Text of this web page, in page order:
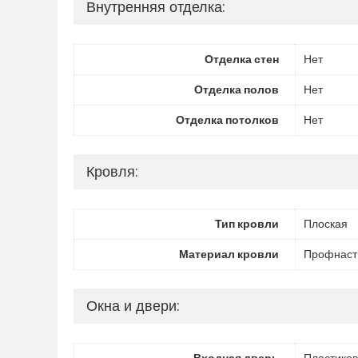
Внутренняя отделка:
Отделка стен
Нет
Отделка полов
Нет
Отделка потолков
Нет
Кровля:
Тип кровли
Плоская
Материал кровли
Окна и двери: